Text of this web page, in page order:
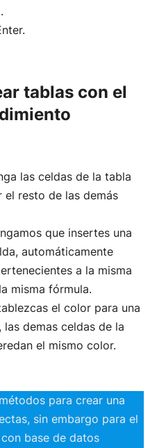
tablas con el
las celdas de la tabla
el resto de las demás
que insertes una
automáticamente
a la misma
misma fórmula.
el color para una
las demas celdas de la
el mismo color.
para crear una
sin embargo para el
base de datos